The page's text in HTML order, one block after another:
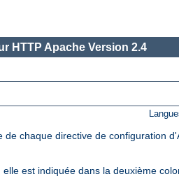
HTTP Apache Version 2.4
chaque directive de configuration
est indiquée dans la deuxième